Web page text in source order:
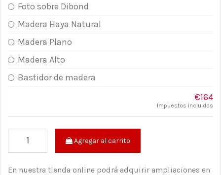
Foto sobre Dibond
Madera Haya Natural
Madera Plano
Madera Alto
Bastidor de madera
€164
Impuestos incluidos
Agregar al carrito
En nuestra tienda online podrá adquirir ampliaciones en